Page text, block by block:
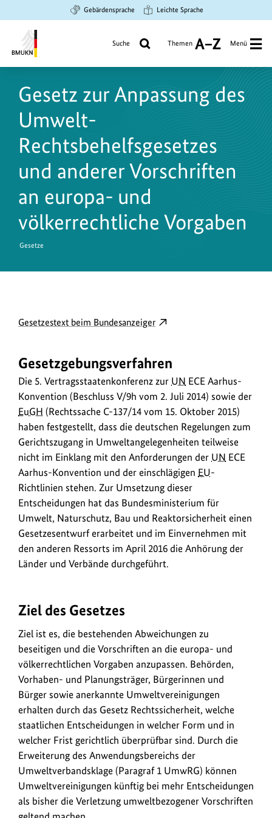
Hauptinhalt
springen
Suche
springen
Hauptnavigation
springen
Gebärdensprache Leichte Sprache
Umwelt,
Naturschutz
und
nukleare
Sicherheit
Suche Themen
A
Z
Menü
Gesetz zur Anpassung des
Umwelt-
Rechtsbehelfsgesetzes
und anderer Vorschriften
an europa- und
völkerrechtliche Vorgaben
Gesetze
D
w
n
l
o
a
d
s
/
L
i
n
k
s
Gesetzestext beim Bundesanzeigerexterner
in
neuem
Fenster:
Gesetzestext
beim
Bundesanzeiger
Gesetzgebungsverfahren
Die 5. Vertragsstaatenkonferenz zur UN ECE Aarhus-
Konvention (Beschluss V/9h vom 2. Juli 2014) sowie der
EuGH (Rechtssache C-137/14 vom 15. Oktober 2015)
haben festgestellt, dass die deutschen Regelungen zum
Gerichtszugang in Umweltangelegenheiten teilweise
nicht im Einklang mit den Anforderungen der UN ECE
Aarhus-Konvention und der einschlägigen EU-
Richtlinien stehen. Zur Umsetzung dieser
Entscheidungen hat das Bundesministerium für
Umwelt, Naturschutz, Bau und Reaktorsicherheit einen
Gesetzesentwurf erarbeitet und im Einvernehmen mit
den anderen Ressorts im April 2016 die Anhörung der
Länder und Verbände durchgeführt.
Ziel des Gesetzes
Ziel ist es, die bestehenden Abweichungen zu
beseitigen und die Vorschriften an die europa- und
völkerrechtlichen Vorgaben anzupassen. Behörden,
Vorhaben- und Planungsträger, Bürgerinnen und
Bürger sowie anerkannte Umweltvereinigungen
erhalten durch das Gesetz Rechtssicherheit, welche
staatlichen Entscheidungen in welcher Form und in
welcher Frist gerichtlich überprüfbar sind. Durch die
Erweiterung des Anwendungsbereichs der
Umweltverbandsklage (Paragraf 1 UmwRG) können
Umweltvereinigungen künftig bei mehr Entscheidungen
als bisher die Verletzung umweltbezogener Vorschriften